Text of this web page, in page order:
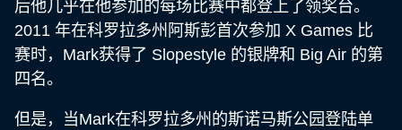
后他几乎在他参加的每场比赛中都登上了领奖台。
2011 年在科罗拉多州阿斯彭首次参加 X Games 比
赛时，Mark获得了 Slopestyle 的银牌和 Big Air 的第
四名。
但是，当Mark在科罗拉多州的斯诺马斯公园登陆单